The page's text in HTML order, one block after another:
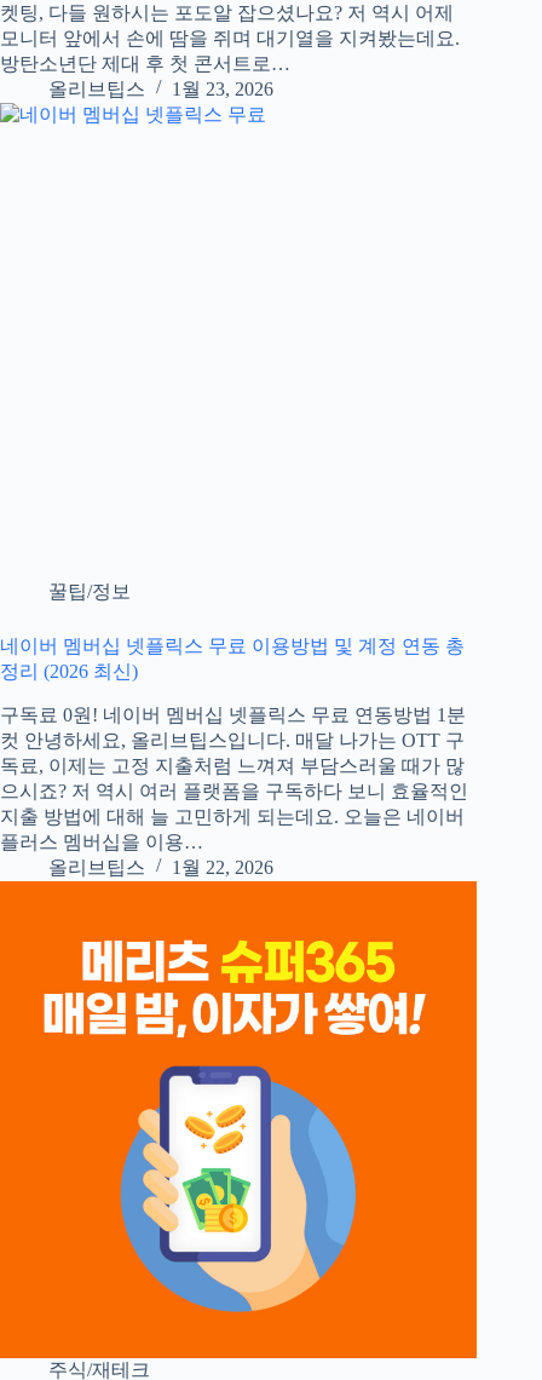
켓팅, 다들 원하시는 포도알 잡으셨나요? 저 역시 어제
모니터 앞에서 손에 땀을 쥐며 대기열을 지켜봤는데요.
방탄소년단 제대 후 첫 콘서트로…
올리브팁스
1월 23, 2026
꿀팁/정보
네이버 멤버십 넷플릭스 무료 이용방법 및 계정 연동 총
정리 (2026 최신)
구독료 0원! 네이버 멤버십 넷플릭스 무료 연동방법 1분
컷 안녕하세요, 올리브팁스입니다. 매달 나가는 OTT 구
독료, 이제는 고정 지출처럼 느껴져 부담스러울 때가 많
으시죠? 저 역시 여러 플랫폼을 구독하다 보니 효율적인
지출 방법에 대해 늘 고민하게 되는데요. 오늘은 네이버
플러스 멤버십을 이용…
올리브팁스
1월 22, 2026
주식/재테크